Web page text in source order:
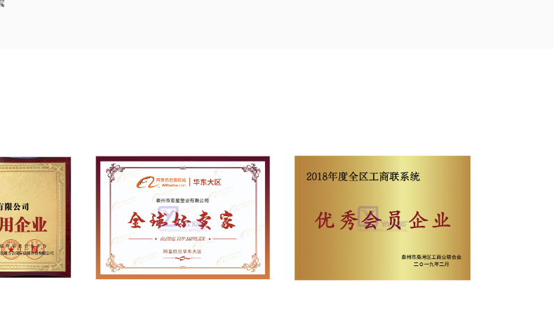
huller i hjemmet på mange områder.
Siden etableringen af ​​Yaxing, virksomheden har vundet National Technological
Transformation Award, Utility Model Patent Award, Jiangsu-provinsen højteknologiske
produkter osv., og har vundet ærestitler som "velkendt mærke, privat
teknologivirksomhed, kontraktlydende og troværdig virksomhed, og finansielle system
AAA enterprise". Bestået ISO9001 internationale kvalitetsstyringssystem certificering tidligt
i branchen, og dens uafhængigt udviklede PTFE-film med ultrahøj præcision og